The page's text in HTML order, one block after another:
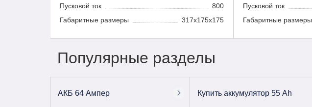
Пусковой ток
800
Габаритные размеры
317x175x175
Пусковой ток
Габаритные размеры
Популярные разделы
АКБ 64 Ампер Купить аккумулятор 55 Ah